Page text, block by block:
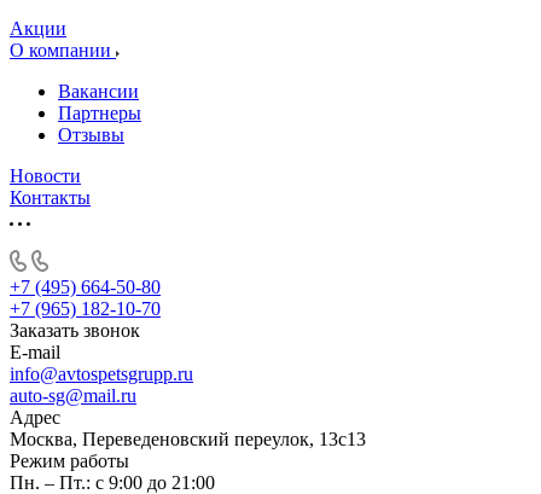
Акции
О компании
Вакансии
Партнеры
Отзывы
Новости
Контакты
+7 (495) 664-50-80
+7 (965) 182-10-70
Заказать звонок
E-mail
info@avtospetsgrupp.ru
auto-sg@mail.ru
Адрес
Москва, Переведеновский переулок, 13с13
Режим работы
Пн. – Пт.: с 9:00 до 21:00